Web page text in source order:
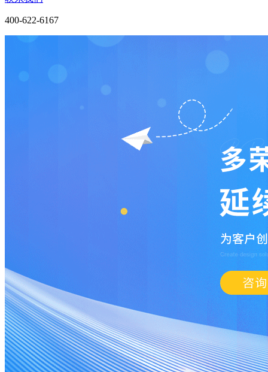
400-622-6167